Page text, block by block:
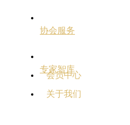
协会服务
专家智库
会员中心
关于我们